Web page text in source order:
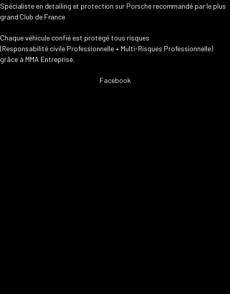
Spécialiste en detailing et protection sur Porsche recommandé par le plus
grand Club de France
Chaque véhicule confié est protégé tous risques
(Responsabilité civile Professionnelle + Multi-Risques Professionnelle)
grâce à MMA Entreprise.
Facebook